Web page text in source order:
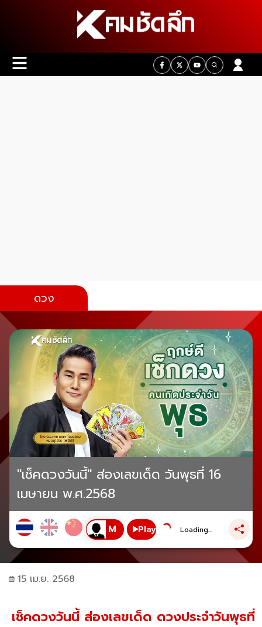
ดวง
"เช็คดวงวันนี้" ส่องเลขเด็ด วันพุธที่ 16
เมษายน พ.ศ.2568
Play Loading...
15 เม.ย. 2568
เช็คดวงวันนี้ ส่องเลขเด็ด ดวงประจำวันพุธที่